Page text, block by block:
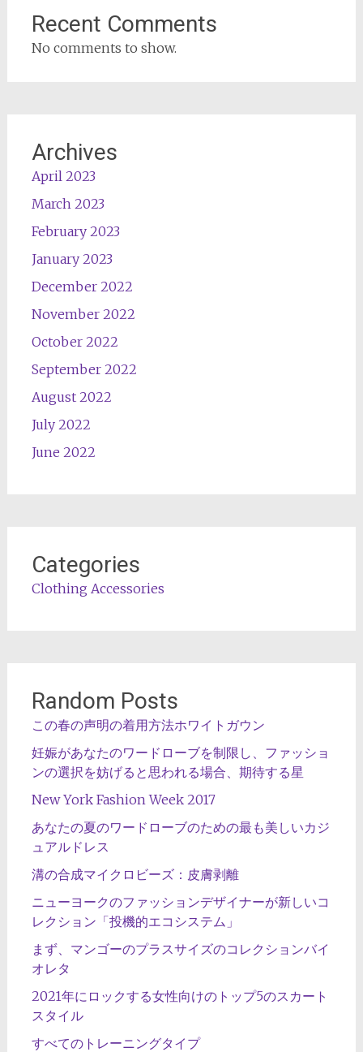
Recent Comments
No comments to show.
Archives
April 2023
March 2023
February 2023
January 2023
December 2022
November 2022
October 2022
September 2022
August 2022
July 2022
June 2022
Categories
Clothing Accessories
Random Posts
この春の声明の着用方法ホワイトガウン
妊娠があなたのワードローブを制限し、ファッショ
ンの選択を妨げると思われる場合、期待する星
New York Fashion Week 2017
あなたの夏のワードローブのための最も美しいカジ
ュアルドレス
溝の合成マイクロビーズ：皮膚剥離
ニューヨークのファッションデザイナーが新しいコ
レクション「投機的エコシステム」
まず、マンゴーのプラスサイズのコレクションバイ
オレタ
2021年にロックする女性向けのトップ5のスカート
スタイル
すべてのトレーニングタイプ